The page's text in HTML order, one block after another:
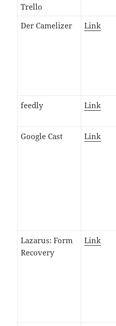
Trello
Der Camelizer
Link
feedly
Link
Google Cast
Link
Lazarus: Form
Recovery
Link